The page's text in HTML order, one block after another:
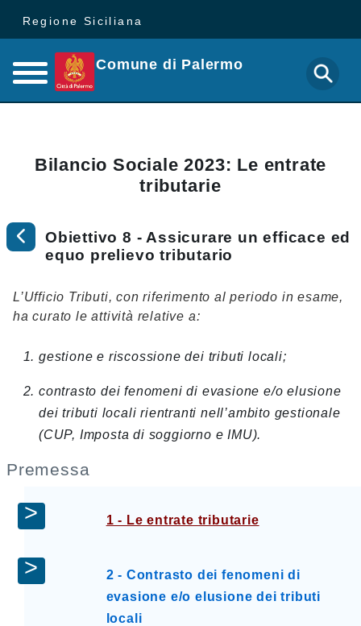
Regione Siciliana
Comune di Palermo
Bilancio Sociale 2023: Le entrate
tributarie
Obiettivo 8 - Assicurare un efficace ed
equo prelievo tributario
L’Ufficio Tributi, con riferimento al periodo in esame,
ha curato le attività relative a:
gestione e riscossione dei tributi locali;
contrasto dei fenomeni di evasione e/o elusione
dei tributi locali rientranti nell’ambito gestionale
(CUP, Imposta di soggiorno e IMU).
Premessa
1 - Le entrate tributarie
2 - Contrasto dei fenomeni di
evasione e/o elusione dei tributi
locali